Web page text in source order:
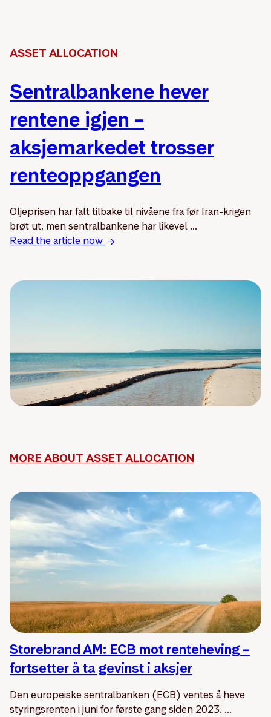
ASSET ALLOCATION
Sentralbankene hever
rentene igjen –
aksjemarkedet trosser
renteoppgangen
Oljeprisen har falt tilbake til nivåene fra før Iran-krigen
brøt ut, men sentralbankene har likevel ...
Read the article now
MORE ABOUT ASSET ALLOCATION
Storebrand AM: ECB mot renteheving –
fortsetter å ta gevinst i aksjer
Den europeiske sentralbanken (ECB) ventes å heve
styringsrenten i juni for første gang siden 2023. ...